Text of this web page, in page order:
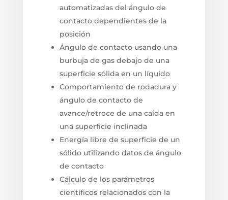
automatizadas del ángulo de
contacto dependientes de la
posición
Ángulo de contacto usando una
burbuja de gas debajo de una
superficie sólida en un líquido
Comportamiento de rodadura y
ángulo de contacto de
avance/retroce de una caída en
una superficie inclinada
Energía libre de superficie de un
sólido utilizando datos de ángulo
de contacto
Cálculo de los parámetros
científicos relacionados con la